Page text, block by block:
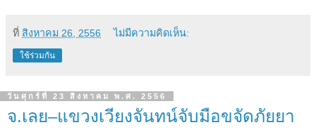
ที่ สิงหาคม 26, 2556 ไม่มีความคิดเห็น:
ใช้ร่วมกัน
วันศุกร์ที่ 23 สิงหาคม พ.ศ. 2556
จ.เลย–แขวงเวียงจันทน์จับมือขจัดภัยยา